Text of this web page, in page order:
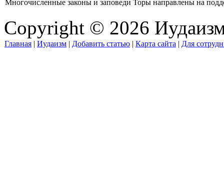
Многочисленные законы и заповеди Торы направлены на
Copyright © 2026
Главная | Иудаизм | Добавить статью | Карта сайта | Для